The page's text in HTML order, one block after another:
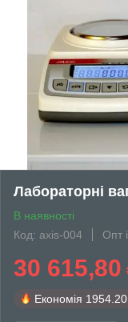
Лабораторні
В наявності
Код: axis-004
Опт
30 615,80
Економія